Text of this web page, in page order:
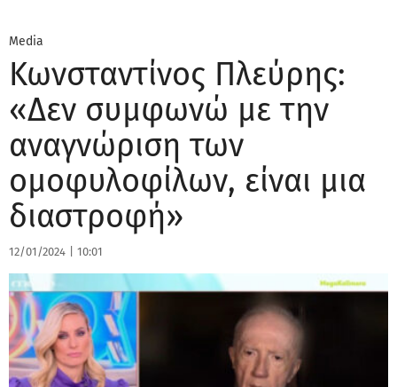
Media
Κωνσταντίνος Πλεύρης:
«Δεν συμφωνώ με την
αναγνώριση των
ομοφυλοφίλων, είναι μια
διαστροφή»
12/01/2024 10:01